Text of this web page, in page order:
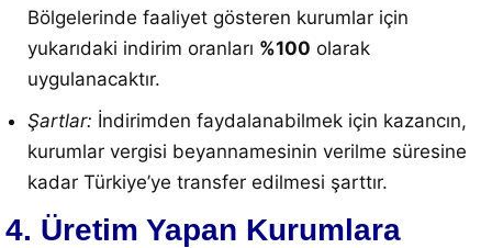
Bölgelerinde faaliyet gösteren kurumlar için
yukarıdaki indirim oranları %100 olarak
uygulanacaktır.
Şartlar: İndirimden faydalanabilmek için kazancın,
kurumlar vergisi beyannamesinin verilme süresine
kadar Türkiye’ye transfer edilmesi şarttır.
4. Üretim Yapan Kurumlara